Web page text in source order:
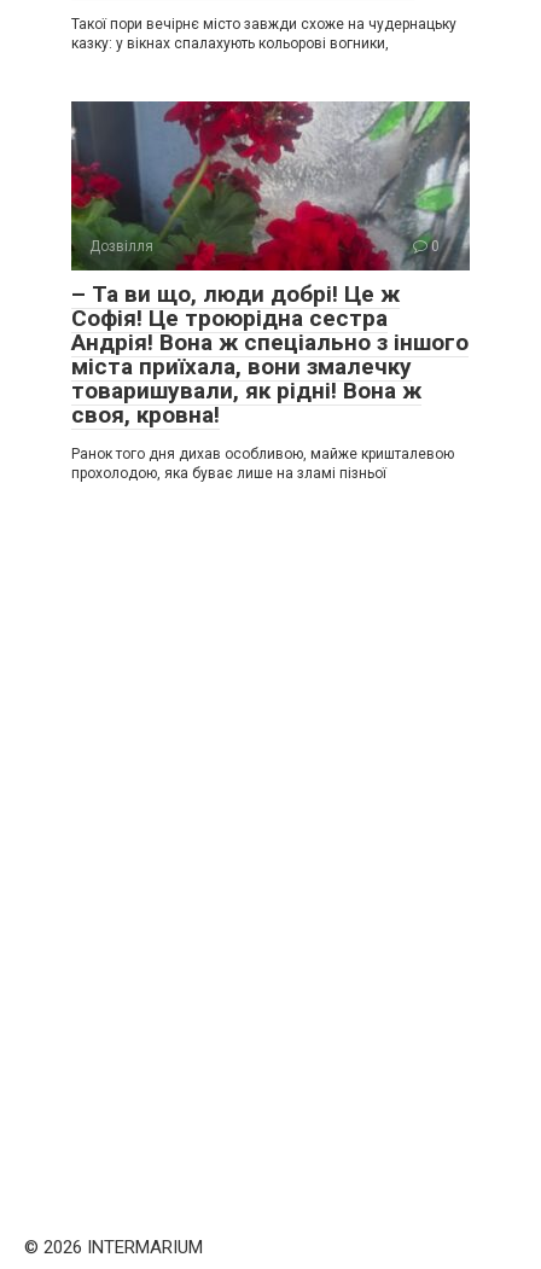
Такої пори вечірнє місто завжди схоже на чудернацьку
казку: у вікнах спалахують кольорові вогники,
Дозвілля 0
– Та ви що, люди добрі! Це ж
Софія! Це троюрідна сестра
Андрія! Вона ж спеціально з іншого
міста приїхала, вони змалечку
товаришували, як рідні! Вона ж
своя, кровна!
Ранок того дня дихав особливою, майже кришталевою
прохолодою, яка буває лише на зламі пізньої
© 2026 INTERMARIUM